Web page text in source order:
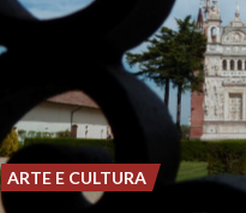
ARTE E CULTURA